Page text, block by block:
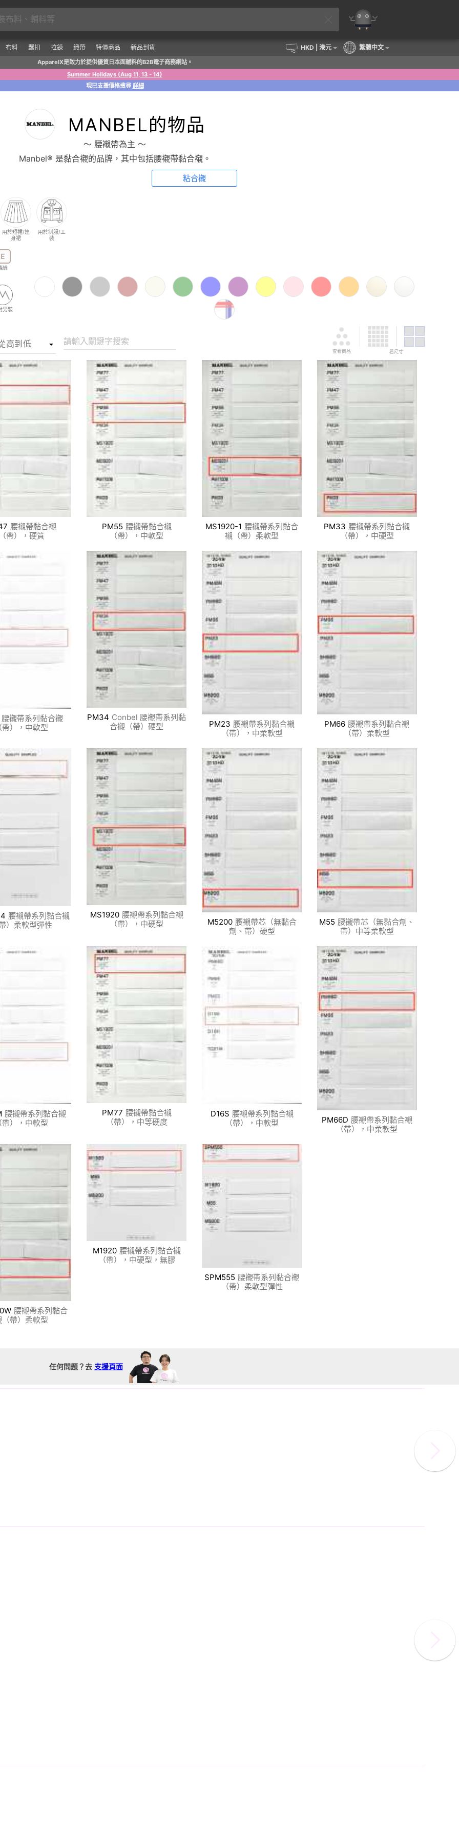
布料 羈扣 拉鍊 織帶 特價商品 新品到貨 HKD | 港元 繁體中文
ApparelX是致力於提供優質日本面輔料的B2B電子商務網站。
Summer Holidays (Aug 11, 13 - 14)
現已支援價格搜尋 詳細
MANBEL的物品
〜 腰襯帶為主 〜
Manbel® 是黏合襯的品牌，其中包括腰襯帶黏合襯。
粘合襯
用於短裙/連
身裙
用於制服/工
裝
E
綸
男裝
請輸入關鍵字搜索
查看商品 看尺寸
腰襯帶黏合襯
帶），硬質
PM55 腰襯帶黏合襯
（帶），中軟型
MS1920-1 腰襯帶系列黏合
襯（帶）柔軟型
PM33 腰襯帶系列黏合襯
（帶），中硬型
腰襯帶系列黏合襯
帶），中軟型
PM34 Conbel 腰襯帶系列黏
合襯（帶）硬型
PM23 腰襯帶系列黏合襯
（帶），中柔軟型
PM66 腰襯帶系列黏合襯
（帶）柔軟型
腰襯帶系列黏合襯
）柔軟型彈性
MS1920 腰襯帶系列黏合襯
（帶），中硬型
M5200 腰襯帶芯（無黏合
劑、帶）硬型
M55 腰襯帶芯（無黏合劑、
帶）中等柔軟型
腰襯帶系列黏合襯
帶），中軟型
PM77 腰襯帶黏合襯
（帶），中等硬度
D16S 腰襯帶系列黏合襯
（帶），中軟型
PM66D 腰襯帶系列黏合襯
（帶），中柔軟型
腰襯帶系列黏合
（帶）柔軟型
M1920 腰襯帶系列黏合襯
（帶），中硬型，無膠
SPM555 腰襯帶系列黏合襯
（帶）柔軟型彈性
任何問題？去 支援頁面